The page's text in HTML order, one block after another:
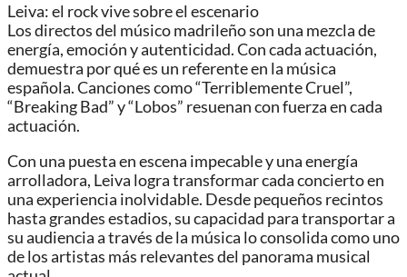
Leiva: el rock vive sobre el escenario
Los directos del músico madrileño son una mezcla de
energía, emoción y autenticidad. Con cada actuación,
demuestra por qué es un referente en la música
española. Canciones como “Terriblemente Cruel”,
“Breaking Bad” y “Lobos” resuenan con fuerza en cada
actuación.
Con una puesta en escena impecable y una energía
arrolladora, Leiva logra transformar cada concierto en
una experiencia inolvidable. Desde pequeños recintos
hasta grandes estadios, su capacidad para transportar a
su audiencia a través de la música lo consolida como uno
de los artistas más relevantes del panorama musical